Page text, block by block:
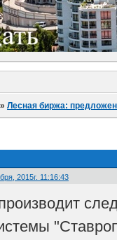
»Лесная биржа:
2015г. 11:16:43